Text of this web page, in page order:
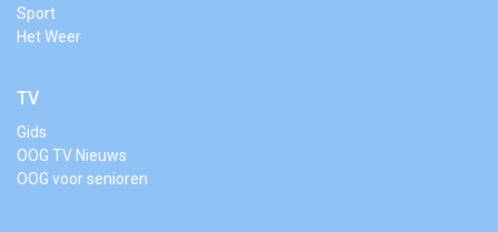
Sport
Het Weer
TV
Gids
OOG TV Nieuws
OOG voor senioren